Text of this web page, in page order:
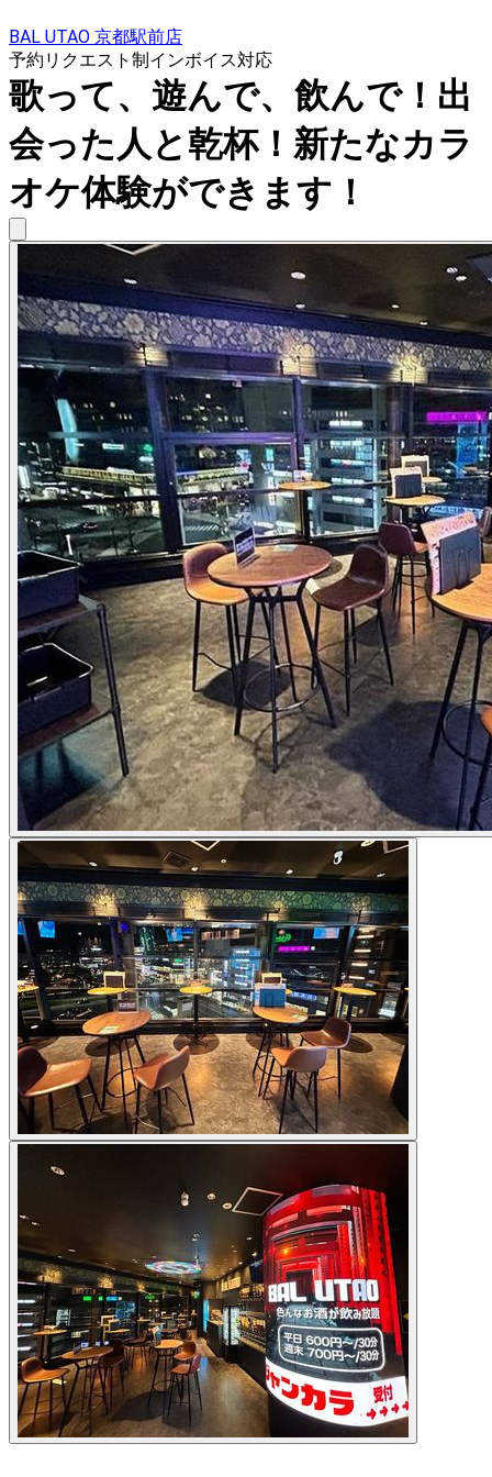
BAL UTAO 京都駅前店
予約リクエスト制インボイス対応
歌って、遊んで、飲んで！出
会った人と乾杯！新たなカラ
オケ体験ができます！